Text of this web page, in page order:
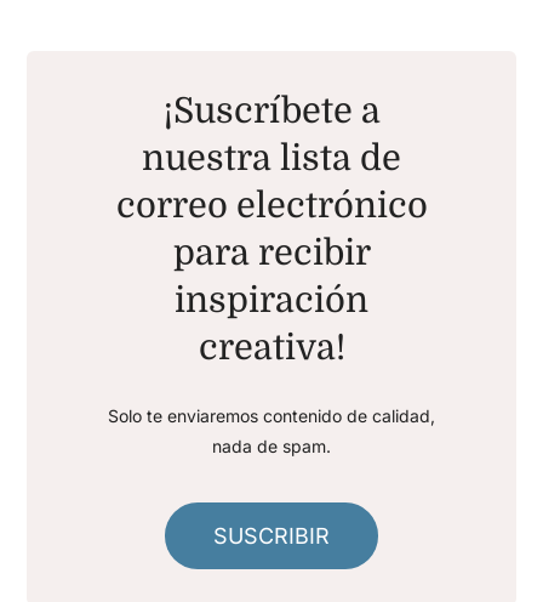
¡Suscríbete a
nuestra lista de
correo electrónico
para recibir
inspiración
creativa!
Solo te enviaremos contenido de calidad,
nada de spam.
SUSCRIBIR